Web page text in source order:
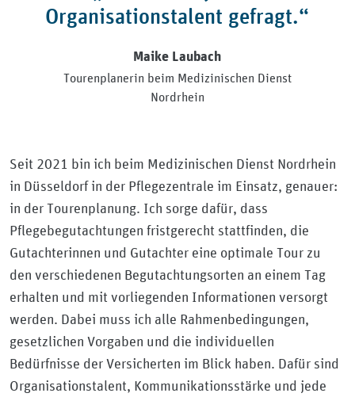
Organisationstalent gefragt.“
Maike Laubach
Tourenplanerin beim Medizinischen Dienst
Nordrhein
Seit 2021 bin ich beim Medizinischen Dienst Nordrhein
in Düsseldorf in der Pflegezentrale im Einsatz, genauer:
in der Tourenplanung. Ich sorge dafür, dass
Pflegebegutachtungen fristgerecht stattfinden, die
Gutachterinnen und Gutachter eine optimale Tour zu
den verschiedenen Begutachtungsorten an einem Tag
erhalten und mit vorliegenden Informationen versorgt
werden. Dabei muss ich alle Rahmenbedingungen,
gesetzlichen Vorgaben und die individuellen
Bedürfnisse der Versicherten im Blick haben. Dafür sind
Organisationstalent, Kommunikationsstärke und jede